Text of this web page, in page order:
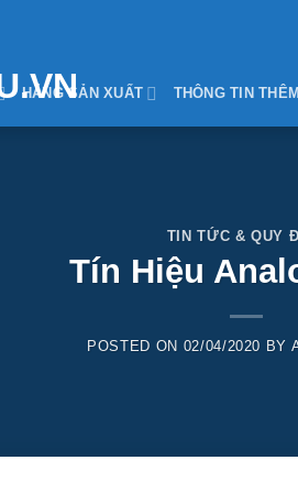
HÃNG SẢN XUẤT THÔNG TIN THÊM
TIN TỨC & QUY
Tín Hiệu
POSTED ON 02/04/2020 BY